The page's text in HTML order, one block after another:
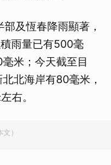
及恆春降雨顯著，
雨量已有500毫
米；今天截至目
北海岸有80毫米，
右。
）